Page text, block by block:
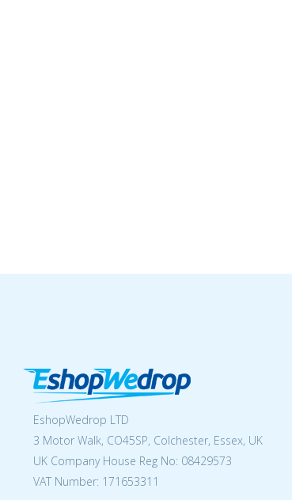
EshopWedrop LTD
3 Motor Walk, CO45SP, Colchester, Essex, UK
UK Company House Reg No: 08429573
VAT Number: 171653311